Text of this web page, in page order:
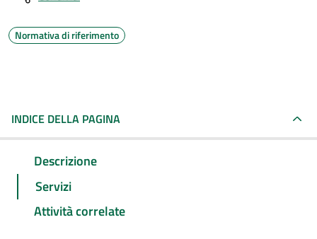
Normativa di riferimento
INDICE DELLA PAGINA
Descrizione
Servizi
Attività correlate